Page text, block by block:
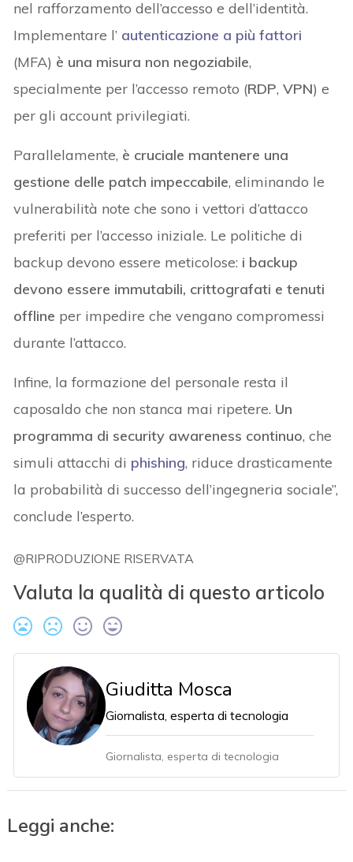
nel rafforzamento dell’accesso e dell’identità.
Implementare l’ autenticazione a più fattori
(MFA) è una misura non negoziabile,
specialmente per l’accesso remoto (RDP,VPN) e
per gli account privilegiati.
Parallelamente, è cruciale mantenere una
gestione delle patch impeccabile, eliminando le
vulnerabilità note che sono i vettori d’attacco
preferiti per l’accesso iniziale. Le politiche di
backup devono essere meticolose: i backup
devono essere immutabili, crittografati e tenuti
offline per impedire che vengano compromessi
durante l’attacco.
Infine, la formazione del personale resta il
caposaldo che non stanca mai ripetere. Un
programma di security awareness continuo, che
simuli attacchi di phishing, riduce drasticamente
la probabilità di successo dell’ingegneria sociale”,
conclude l’esperto.
@RIPRODUZIONE RISERVATA
Valuta la qualità di questo articolo
Giuditta Mosca
Giornalista, esperta di tecnologia
Giornalista, esperta di tecnologia
Leggi anche: